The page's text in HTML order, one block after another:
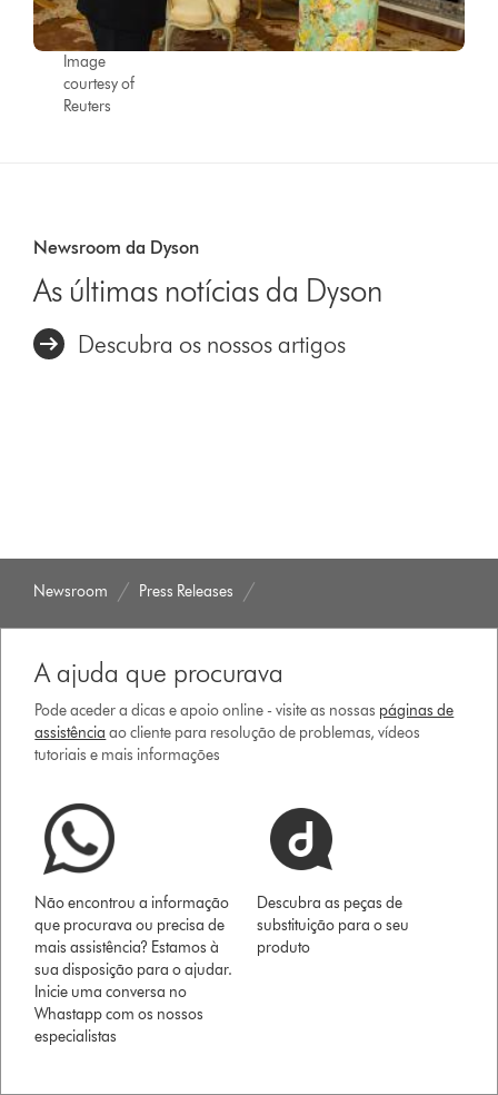
Image
courtesy of
Reuters
Newsroom da Dyson
As últimas notícias da Dyson
Descubra os nossos artigos
Newsroom Press Releases
A ajuda que procurava
Pode aceder a dicas e apoio online - visite as nossas páginas de
assistência ao cliente para resolução de problemas, vídeos
tutoriais e mais informações
Não encontrou a informação
que procurava ou precisa de
mais assistência? Estamos à
sua disposição para o ajudar.
Inicie uma conversa no
Whastapp com os nossos
especialistas
Descubra as peças de
substituição para o seu
produto